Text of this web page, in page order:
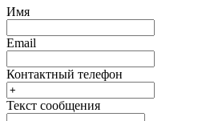
Имя
Email
Контактный телефон
Текст сообщения